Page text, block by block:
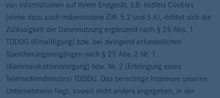
von Informationen auf Ihrem Endgerät, z.B. mittels Cookies
(siehe dazu auch insbesondere Ziff. 5.2 und 5.6), richtet sich die
Zulässigkeit der Datennutzung ergänzend nach § 25 Abs. 1
TDDDG (Einwilligung) bzw. bei zwingend erforderlichen
Speicherungsvorgängen nach § 25 Abs. 2 Nr. 1
(Kommunikationsvorgang) bzw. Nr. 2 (Erbringung eines
Telemediendienstes) TDDDG. Das berechtige Interesse unseres
Unternehmens liegt, soweit nicht anders angegeben, in der